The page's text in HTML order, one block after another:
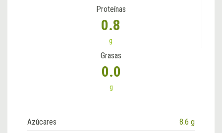
Proteínas
0.8
g
Grasas
0.0
g
Azúcares
8.6 g